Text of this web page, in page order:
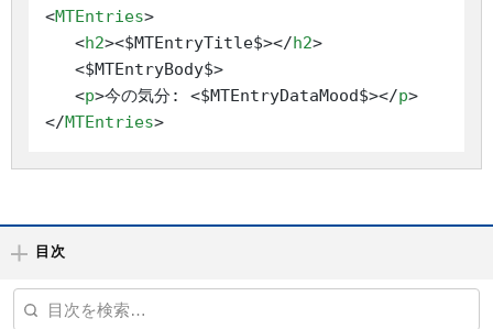
<MTEntries>
<h2><$MTEntryTitle$></h2>
   <$MTEntryBody$>
<p>今の気分: <$MTEntryDataMood$></p>
</MTEntries>
目次